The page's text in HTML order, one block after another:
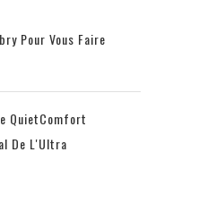
Pour Vous Faire
QuietComfort
De L'Ultra